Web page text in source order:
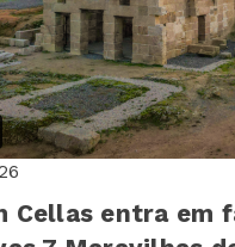
Cellas entra em